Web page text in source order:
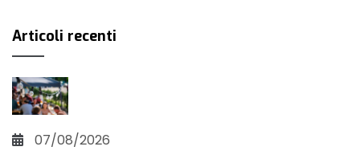
Articoli recenti
07/08/2026